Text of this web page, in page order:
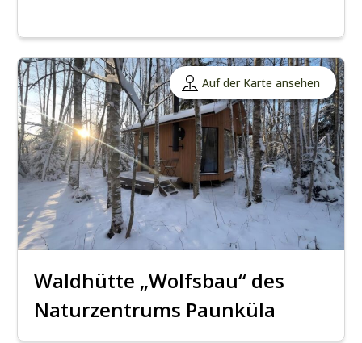
Auf der Karte ansehen
Waldhütte „Wolfsbau“ des
Naturzentrums Paunküla